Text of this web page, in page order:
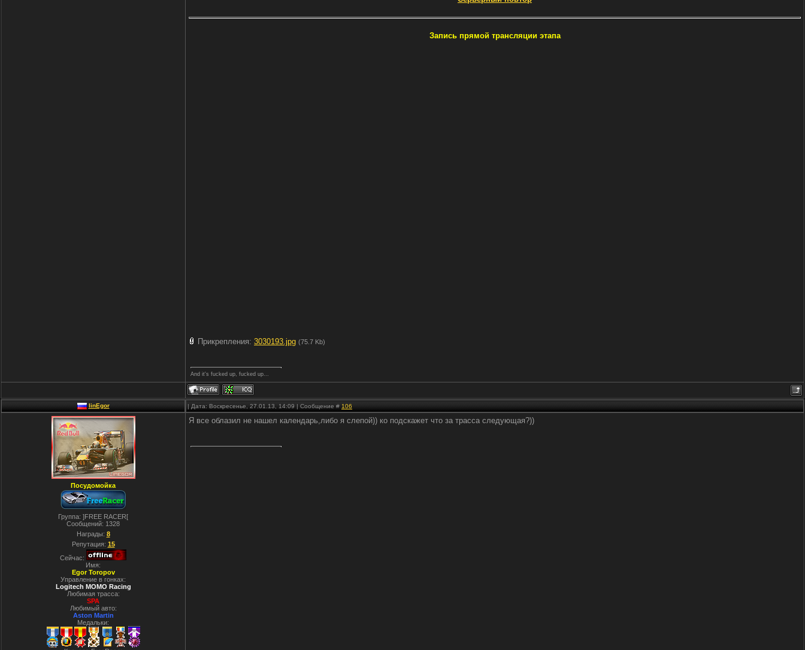
Запись прямой трансляции этапа
Прикрепления: 3030193.jpg (75.7 Kb)
And it's fucked up, fucked up...
linEgor | Дата: Воскресенье, 27.01.13, 14:09 | Сообщение # 106
Посудомойка
Группа: ]FREE RACER[
Сообщений: 1328
Награды: 8
Репутация: 15
Сейчас:
Имя:
Egor Toropov
Управление в гонках:
Logitech MOMO Racing
Любимая трасса:
SPA
Любимый авто:
Aston Martin
Медальки:
Я все облазил не нашел календарь,либо я слепой)) ко подскажет что за трасса следующая?))